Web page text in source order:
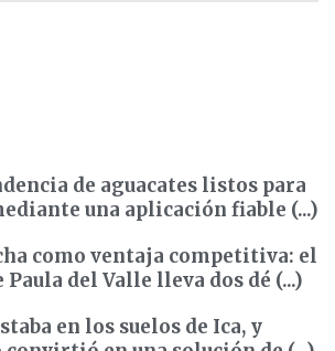
de aguacates listos para
una aplicación fiable (...)
como ventaja competitiva: el
Paula del Valle lleva dos dé (...)
en los suelos de Ica, y